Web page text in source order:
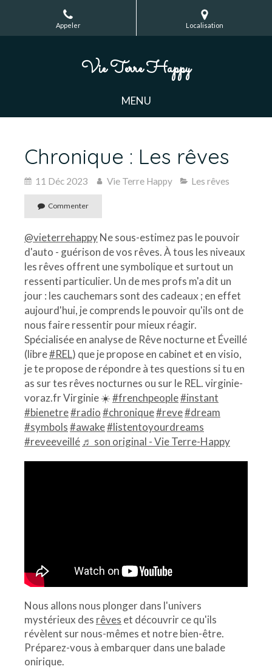
Appeler Localisation
Vie Terre Happy
MENU
Chronique : Les rêves
11 Déc 2023 Vie Terre Happy Les rêves
Commenter
@vieterrehappyNe sous-estimez pas le pouvoir
d'auto - guérison de vos rêves. À tous les niveaux
les rêves offrent une symbolique et surtout un
ressenti particulier. Un de mes profs m'a dit un
jour : les cauchemars sont des cadeaux ; en effet
aujourd'hui, je comprends le pouvoir qu'ils ont de
nous faire ressentir pour mieux réagir.
Spécialisée en analyse de Rêve nocturne et Éveillé
(libre#REL) que je propose en cabinet et en visio,
je te propose de répondre à tes questions si tu en
as sur tes rêves nocturnes ou sur le REL. virginie-
voraz.fr Virginie ☀️#frenchpeople#instant
#bienetre#radio#chronique#reve#dream
#symbols#awake#listentoyourdreams
#reveeveillé ♬ son original - Vie Terre-Happy
Nous allons nous plonger dans l'univers
mystérieux des rêves et découvrir ce qu'ils
révèlent sur nous-mêmes et notre bien-être.
Préparez-vous à embarquer dans une balade
onirique.